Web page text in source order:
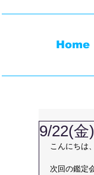
9/22(
こんにちは
次回の鑑定
Home